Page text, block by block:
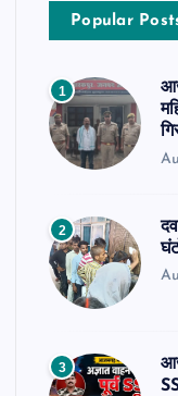
Popular
1
2
3